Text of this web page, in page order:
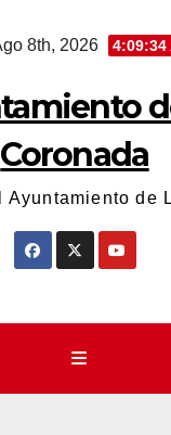
8th, 2026 4:09:36
Coronada
Ayuntamiento de